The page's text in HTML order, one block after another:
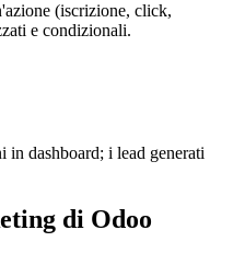
(iscrizione, click,
e condizionali.
dashboard; i lead generati
di Odoo